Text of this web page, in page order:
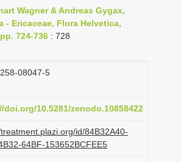
n
v
g
t
Wagner & Andreas Gygax,
- Ericaceae, Flora Helvetica,
724-736 : 728
08047-5
doi.org/10.5281/zenodo.10858422
id/84B32A40-
64BF-153652BCFEE5